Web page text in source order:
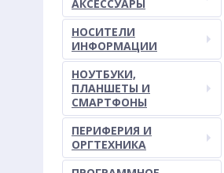
АКСЕССУАРЫ
НОСИТЕЛИ
ИНФОРМАЦИИ
НОУТБУКИ,
ПЛАНШЕТЫ И
СМАРТФОНЫ
ПЕРИФЕРИЯ И
ОРГТЕХНИКА